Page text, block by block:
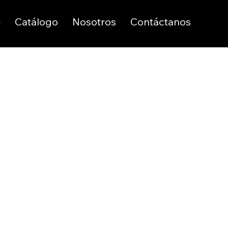
Catálogo Nosotros Contáctanos